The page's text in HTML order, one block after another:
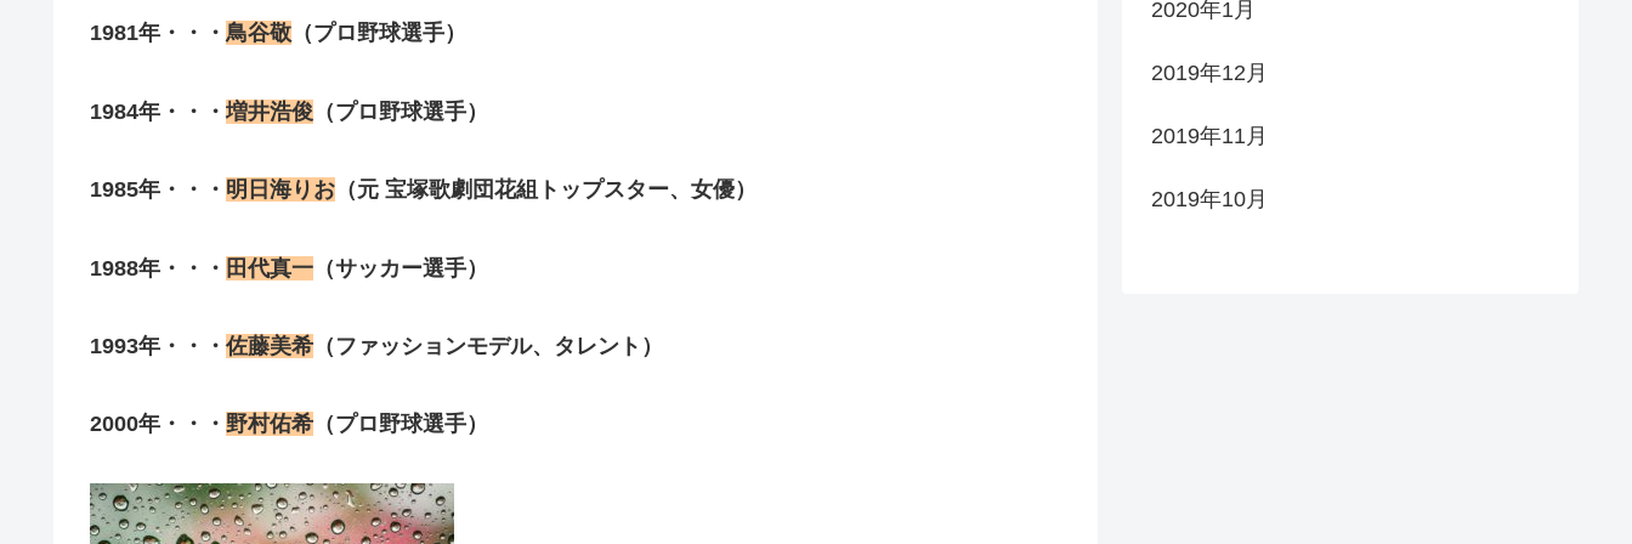
1981年・・・ 鳥谷敬 （プロ野球選手）
1984年・・・ 増井浩俊 （プロ野球選手）
1985年・・・ 明日海りお （元 宝塚歌劇団花組トップスター、女優）
1988年・・・ 田代真一 （サッカー選手）
1993年・・・ 佐藤美希 （ファッションモデル、タレント）
2000年・・・ 野村佑希 （プロ野球選手）
2020年1月
2019年12月
2019年11月
2019年10月